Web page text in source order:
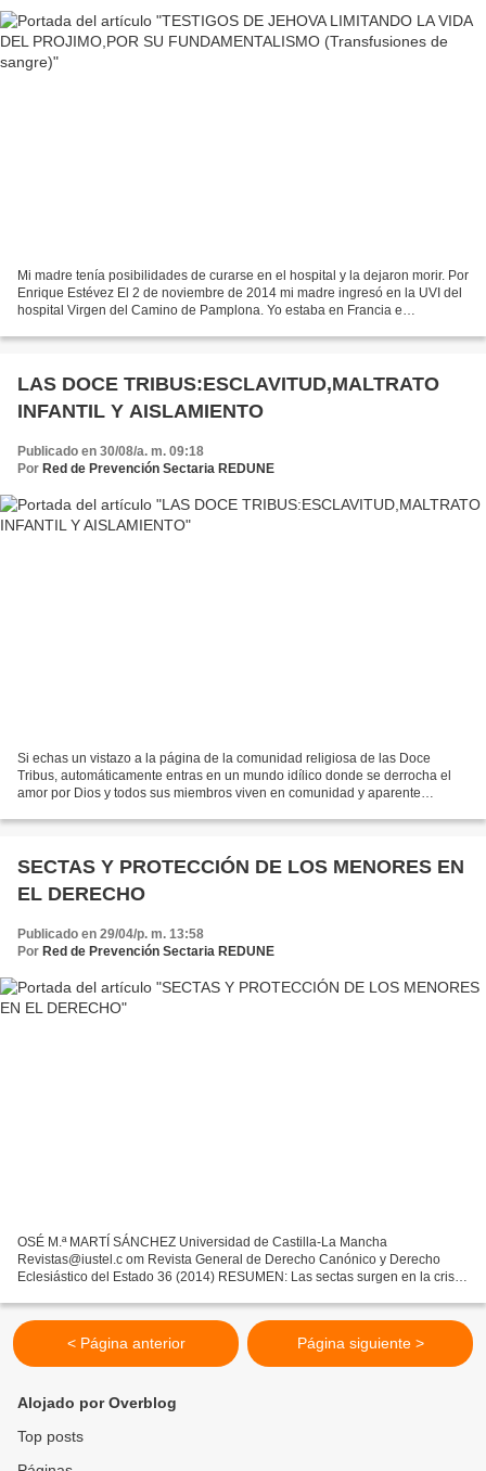
Mi madre tenía posibilidades de curarse en el hospital y la dejaron morir. Por
Enrique Estévez El 2 de noviembre de 2014 mi madre ingresó en la UVI del
hospital Virgen del Camino de Pamplona. Yo estaba en Francia e
LAS DOCE TRIBUS:ESCLAVITUD,MALTRATO
INFANTIL Y AISLAMIENTO
Publicado en 30/08/a. m. 09:18
Por Red de Prevención Sectaria REDUNE
Si echas un vistazo a la página de la comunidad religiosa de las Doce
Tribus, automáticamente entras en un mundo idílico donde se derrocha el
amor por Dios y todos sus miembros viven en comunidad y aparente
SECTAS Y PROTECCIÓN DE LOS MENORES EN
EL DERECHO
Publicado en 29/04/p. m. 13:58
Por Red de Prevención Sectaria REDUNE
OSÉ M.ª MARTÍ SÁNCHEZ Universidad de Castilla-La Mancha
Revistas@iustel.c om Revista General de Derecho Canónico y Derecho
Eclesiástico del Estado 36 (2014) RESUMEN: Las sectas surgen en la crisis
< Página anterior Página siguiente >
Alojado por Overblog
Top posts